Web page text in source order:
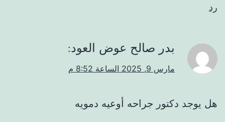
رد
بدر صالح عوض العود:
مارس 9, 2025 الساعة 8:52 م
هل يوجد دكتور جراحه أوعيه دمويه